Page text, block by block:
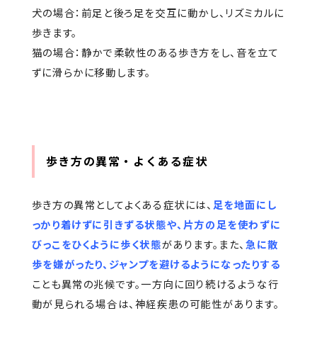
犬の場合：前足と後ろ足を交互に動かし、リズミカルに
歩きます。
猫の場合：静かで柔軟性のある歩き方をし、音を立て
ずに滑らかに移動します。
歩き方の異常・よくある症状
歩き方の異常としてよくある症状には、 足を地面にし
っかり着けずに引きずる状態や、片方の足を使わずに
びっこをひくように歩く状態があります。また、急に散
歩を嫌がったり、ジャンプを避けるようになったりする
ことも異常の兆候です。一方向に回り続けるような行
動が見られる場合は、神経疾患の可能性があります。